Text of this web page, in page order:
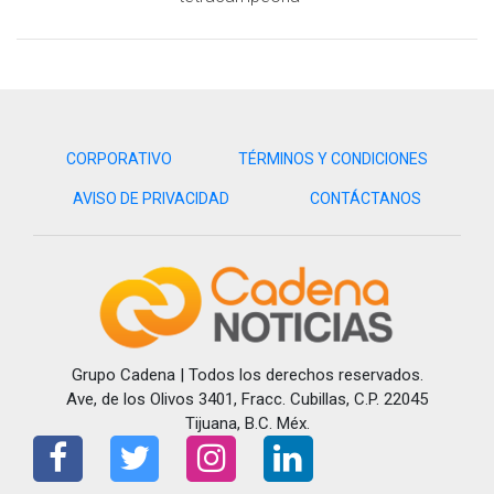
CORPORATIVO TÉRMINOS Y CONDICIONES
AVISO DE PRIVACIDAD CONTÁCTANOS
Grupo Cadena | Todos los derechos reservados.
Ave, de los Olivos 3401, Fracc. Cubillas, C.P. 22045
Tijuana, B.C. Méx.